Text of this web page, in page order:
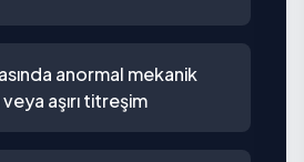
anormal mekanik
aşırı titreşim